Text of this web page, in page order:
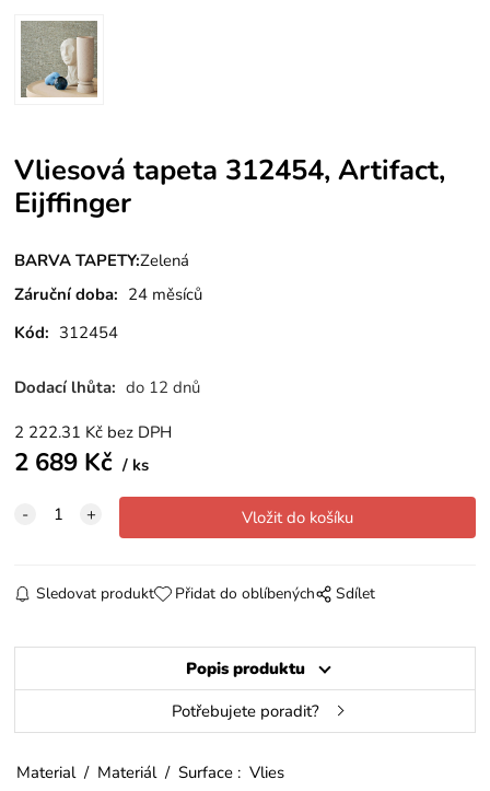
Vliesová tapeta 312454, Artifact,
Eijffinger
BARVA TAPETY:Zelená
Záruční doba: 24 měsíců
Kód: 312454
Dodací lhůta: do 12 dnů
2 222.31 Kč bez DPH
2 689 Kč ks
Sledovat produkt Přidat do oblíbených Sdílet
Popis produktu
Potřebujete poradit?
Material / Materiál / Surface : Vlies